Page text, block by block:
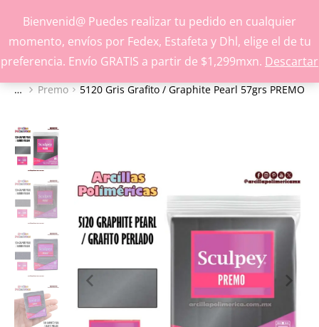
Bienvenid@ Puedes realizar tu pedido en cualquier
momento, envíos por Fedex, Estafeta y Dhl, elige el de tu
preferencia. Envío GRATIS a partir de $1,299mxn. Descartar
Estás aquí:
Premo 5120 Gris Grafito / Graphite Pearl 57grs PREMO